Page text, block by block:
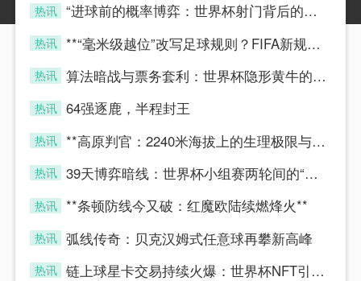
热讯
“进球前的概率博弈：世界杯射门背后的隐藏算法”
热讯
**“毫米级越位”改写足球规则？FIFA新规首案：毫厘之间的胜负天平**
热讯
算法暗战与票务套利：世界杯隐形黄牛的博弈模型
热讯 64强逐鹿，半程封王
热讯
**高原判官：2240米海拔上的生理极限与毫秒级执法**
热讯
39天博弈暗线：世界杯小组赛两轮间的“休整”真相
热讯
**条顿防线今又破：红魔欧陆续燃烽火**
热讯 弧线传奇：贝克汉姆式任意球再攀新高峰
热讯
链上球星卡交易持续火爆：世界杯NFT引爆数字藏品新浪潮